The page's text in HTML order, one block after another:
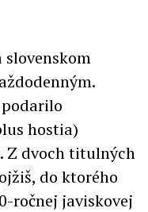
slovenskom
hostia)
Z dvoch titulných
do ktorého
ročnej javiskovej